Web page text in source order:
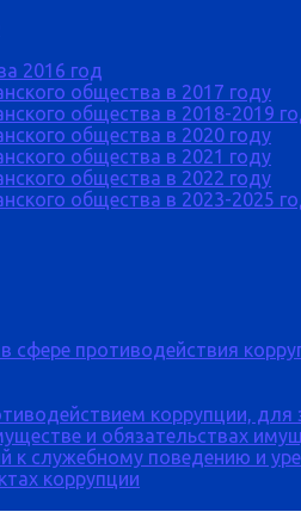
2016 год
общества в 2017 году
общества в 2018-2019
общества в 2020 году
общества в 2021 году
общества в 2022 году
общества в 2023-2025
противодействия
коррупции, для
и обязательствах
служебному поведению и
коррупции